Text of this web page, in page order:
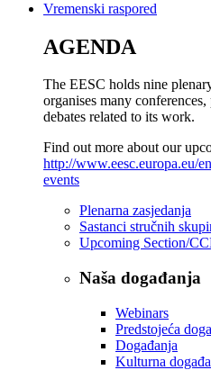
Vremenski raspored
AGENDA
The EESC holds nine
organises many
debates related to its work.
Find out more about our
http://www.eesc.europa.eu/
events
Plenarna zasjedanja
Sastanci stručnih
Upcoming Section/
Naša događanja
Webinars
Predstojeća
Događanja
Kulturna